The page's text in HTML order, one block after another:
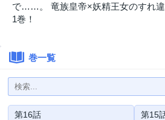
で……。 竜族皇帝×妖精王女のすれ
1巻！
巻一覧
第16話 第15